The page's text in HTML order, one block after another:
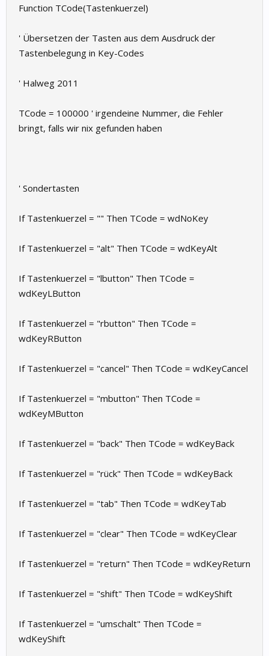
Function TCode(Tastenkuerzel)
' Übersetzen der Tasten aus dem Ausdruck der
Tastenbelegung in Key-Codes
' Halweg 2011
TCode = 100000 ' irgendeine Nummer, die Fehler
bringt, falls wir nix gefunden haben
' Sondertasten
If Tastenkuerzel = "" Then TCode = wdNoKey
If Tastenkuerzel = "alt" Then TCode = wdKeyAlt
If Tastenkuerzel = "lbutton" Then TCode =
wdKeyLButton
If Tastenkuerzel = "rbutton" Then TCode =
wdKeyRButton
If Tastenkuerzel = "cancel" Then TCode = wdKeyCancel
If Tastenkuerzel = "mbutton" Then TCode =
wdKeyMButton
If Tastenkuerzel = "back" Then TCode = wdKeyBack
If Tastenkuerzel = "rück" Then TCode = wdKeyBack
If Tastenkuerzel = "tab" Then TCode = wdKeyTab
If Tastenkuerzel = "clear" Then TCode = wdKeyClear
If Tastenkuerzel = "return" Then TCode = wdKeyReturn
If Tastenkuerzel = "shift" Then TCode = wdKeyShift
If Tastenkuerzel = "umschalt" Then TCode =
wdKeyShift